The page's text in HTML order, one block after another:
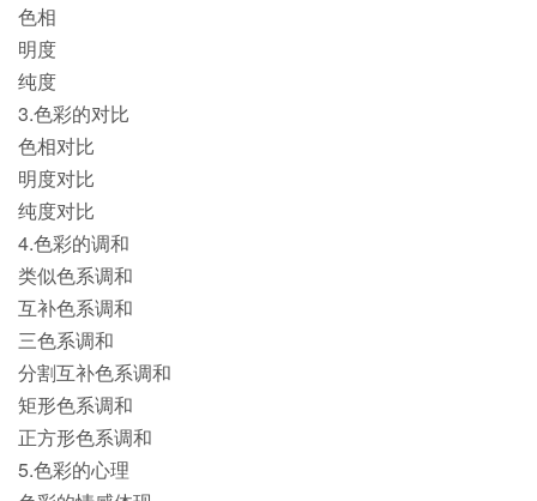
色相
明度
纯度
3.色彩的对比
色相对比
明度对比
纯度对比
4.色彩的调和
类似色系调和
互补色系调和
三色系调和
分割互补色系调和
矩形色系调和
正方形色系调和
5.色彩的心理